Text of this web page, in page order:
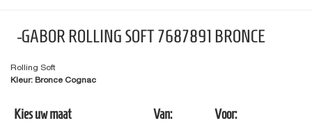
-GABOR ROLLING SOFT 7687891 BRONCE
Rolling Soft
Kleur: Bronce Cognac
Kies uw maat Van:
Voor: